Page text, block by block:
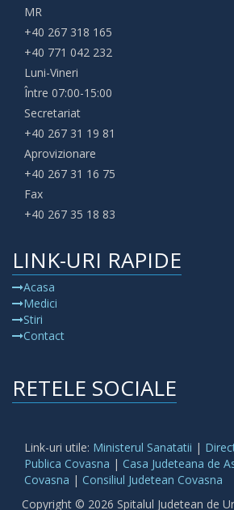
MR
+40 267 318 165
+40 771 042 232
Luni-Vineri
Între 07:00-15:00
Secretariat
+40 267 31 19 81
Aprovizionare
+40 267 31 16 75
Fax
+40 267 35 18 83
LINK-URI RAPIDE
Acasa
Medici
Stiri
Contact
RETELE SOCIALE
Link-uri utile: Ministerul Sanatatii |
Publica Covasna | Casa Judeteana de
Covasna | Consiliul Judetean Covasna
Copyright © 2026 Spitalul Judetean de